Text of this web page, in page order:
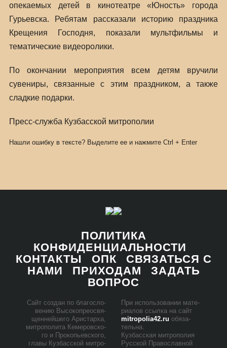
опекаемых детей в кинотеатре «Юность» города
Гурьевска. Ребятам рассказали историю праздника
Крещения Господня, показали мультфильмы и
тематические видеоролики.
По окончании мероприятия всем детям вручили
сувениры, связанные с этим праздником, а также
сладкие подарки.
Пресс-служба Кузбасской митрополии
Нашли ошибку в тексте? Выделите ее и нажмите Ctrl + Enter
ПОЛИТИКА
КОНФИДЕНЦИАЛЬНОСТИ
КОНТАКТЫ
ОПК
СВЯЗАТЬСЯ С
НАМИ
ПРИХОДАМ
ЗАДАТЬ
ВОПРОС
Сайт со­здан по бла­го­сло­
ве­нию Вы­со­ко­прео­свя­
щен­ней­ше­го Ари­стар­ха,
мит­ро­по­ли­та Ке­ме­ров­ско­
го и Про­ко­пьев­ско­го,
гла­вы Куз­бас­ской мит­ро­
При ис­поль­зо­ва­нии ма­те­
ри­а­лов ссыл­ка на сайт
mitropolia42.ru обя­за­
тель­на.
Куз­бас­ская мит­ро­по­лия
Рус­ской Пра­во­слав­ной